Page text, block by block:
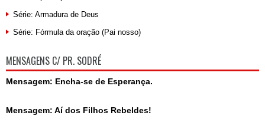
Série: Armadura de Deus
Série: Fórmula da oração (Pai nosso)
MENSAGENS C/ PR. SODRÉ
Mensagem: Encha-se de Esperança.
Mensagem: Aí dos Filhos Rebeldes!